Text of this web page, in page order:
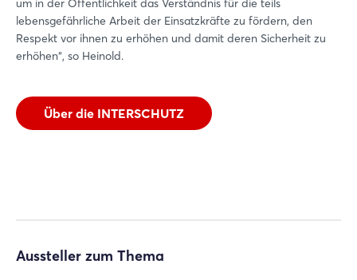
lebensgefährliche Arbeit der Einsatzkräfte zu fördern, den
Respekt vor ihnen zu erhöhen und damit deren Sicherheit zu
erhöhen“, so Heinold.
Über die INTERSCHUTZ
Aussteller zum Thema